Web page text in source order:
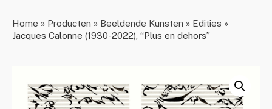
Home » Producten » Beeldende Kunsten » Edities »
Jacques Calonne (1930-2022), “Plus en dehors”